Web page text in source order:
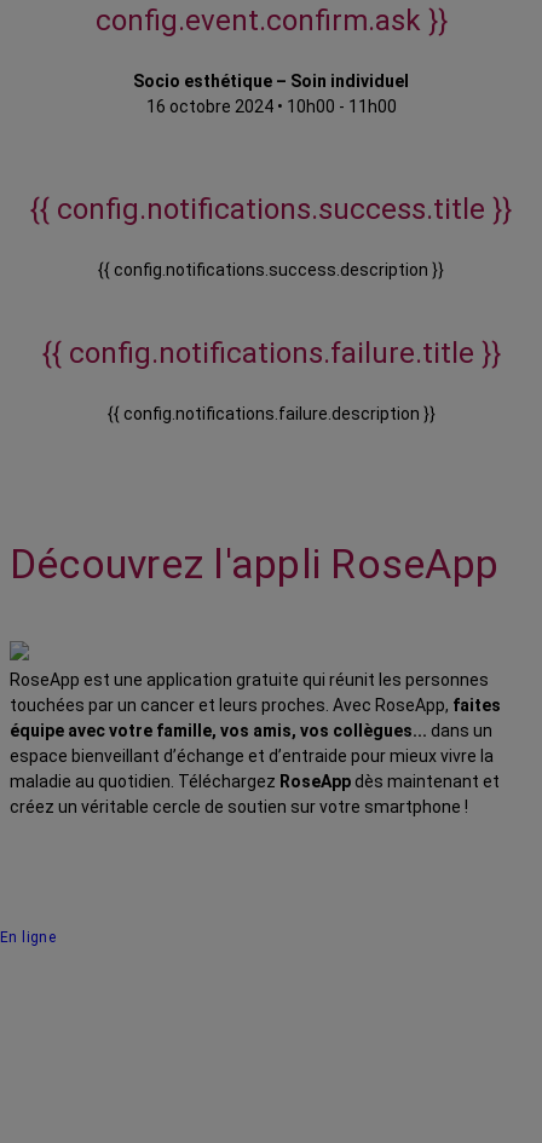
config.event.confirm.ask }}
Socio esthétique – Soin individuel
16 octobre 2024• 10h00 - 11h00
{{ config.notifications.success.title }}
{{ config.notifications.success.description }}
{{ config.notifications.failure.title }}
{{ config.notifications.failure.description }}
Découvrez l'appli RoseApp
RoseApp est une application gratuite qui réunit les personnes
touchées par un cancer et leurs proches. Avec RoseApp, faites
équipe avec votre famille, vos amis, vos collègues... dans un
espace bienveillant d’échange et d’entraide pour mieux vivre la
maladie au quotidien. Téléchargez RoseApp dès maintenant et
créez un véritable cercle de soutien sur votre smartphone !
En ligne